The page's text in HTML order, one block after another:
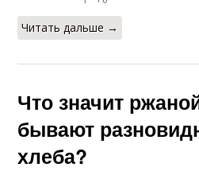
Читать дальше →
Что значит
бывают
хлеба?